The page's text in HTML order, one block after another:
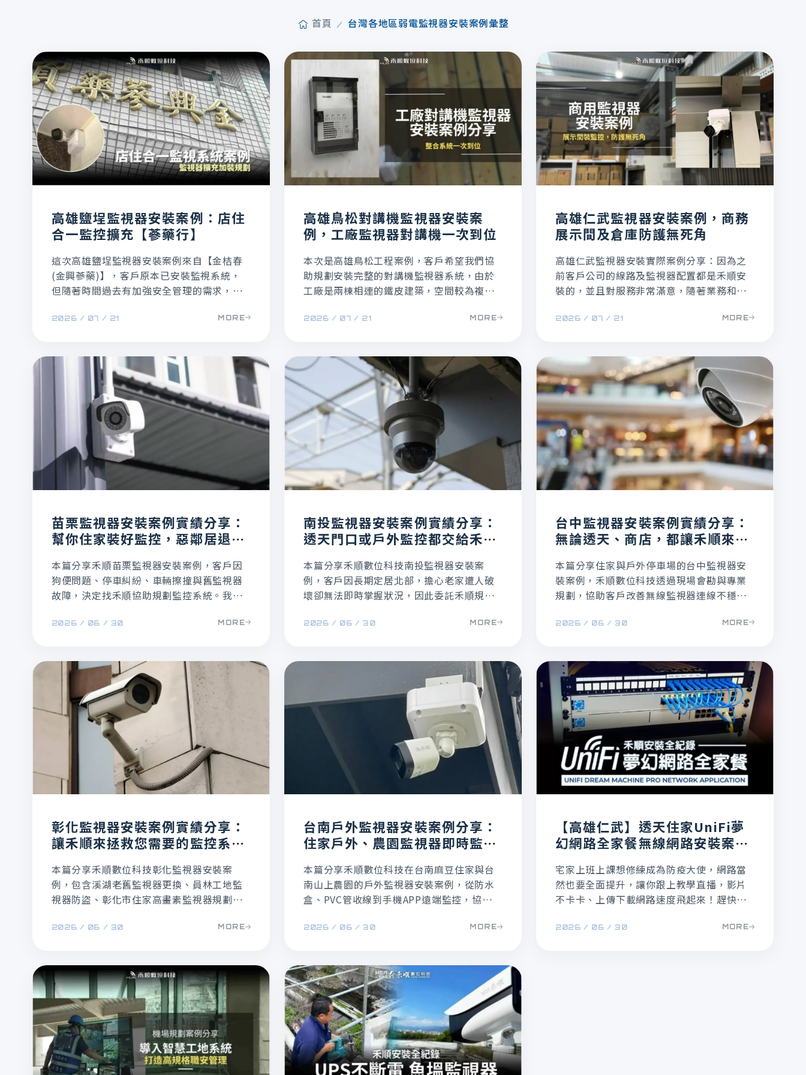
首頁 台灣各地區弱電監視器安裝案例彙整
2026 / 07 / 21
高雄鹽埕監視器安裝案例：店住
合一監控擴充【蔘藥行】
這次高雄鹽埕監視器安裝案例來自【金桔春
(金興蔘藥)】，客戶原本已安裝監視系統，
但隨著時間過去有加強安全管理的需求，原
客戶希望能擴充監控範圍，但又不想重做整
MORE 2026 / 07 / 21
高雄鳥松對講機監視器安裝案
例，工廠監視器對講機一次到位
本次是高雄鳥松工程案例，客戶希望我們協
助規劃安裝完整的對講機監視器系統，由於
工廠是兩棟相連的鐵皮建築，空間較為複
監視器對講機，以下提供鳥松對講機安裝整
MORE 2026 / 07 / 21
高雄仁武監視器安裝案例，商務
展示間及倉庫防護無死角
高雄仁武監視器安裝實際案例分享：因為之
前客戶公司的線路及監視器配置都是禾順安
裝的，並且對服務非常滿意，隨著業務和空
為展示區，為了符合展示區的需求，想把原
我們合作，覺得規劃會比較能符合他們的需
求。
MORE
2026 / 06 / 30
苗栗監視器安裝案例實績分享：
幫你住家裝好監控，惡鄰居退
本篇分享禾順苗栗監視器安裝案例，客戶因
狗便問題、停車糾紛、車輛擦撞與舊監視器
故障，決定找禾順協助規劃監控系統。我們
頭交叉對照、錄音功能，還有兼顧美觀的線
MORE 2026 / 06 / 30
南投監視器安裝案例實績分享：
透天門口或戶外監控都交給禾順
本篇分享禾順數位科技南投監視器安裝案
例，客戶因長期定居北部，擔心老家遭人破
壞卻無法即時掌握狀況，因此委託禾順規劃
防火巷與易攀爬處的鏡頭配置，再搭配手機
MORE 2026 / 06 / 30
台中監視器安裝案例實績分享：
無論透天、商店，都讓禾順來幫
本篇分享住家與戶外停車場的台中監視器安
裝案例，禾順數位科技透過現場會勘與專業
規劃，協助客戶改善無線監視器連線不穩、
問題。從有線監控規劃、部分設備汰換到遠
MORE
2026 / 06 / 30
彰化監視器安裝案例實績分享：
讓禾順來拯救您需要的監控系
本篇分享禾順數位科技彰化監視器安裝案
例，包含溪湖老舊監視器更換、員林工地監
視器防盜、彰化市住家高畫素監視器規劃。
善系統故障、影像不清、工地失竊與家人安
MORE 2026 / 06 / 30
台南戶外監視器安裝案例分享：
住家戶外、農園監視器即時監控
本篇分享禾順數位科技在台南麻豆住家與台
南山上農園的戶外監視器安裝案例，從防水
盒、PVC管收線到手機APP遠端監控，協助客
影像留下最真實的證據。
MORE 2026 / 06 / 30
【高雄仁武】透天住家UniFi夢
幻網路全家餐無線網路安裝案例
宅家上班上課想修練成為防疫大使，網路當
然也要全面提升，讓你跟上教學直播，影片
不卡卡、上傳下載網路速度飛起來！趕快跟
裝全紀錄吧！
MORE